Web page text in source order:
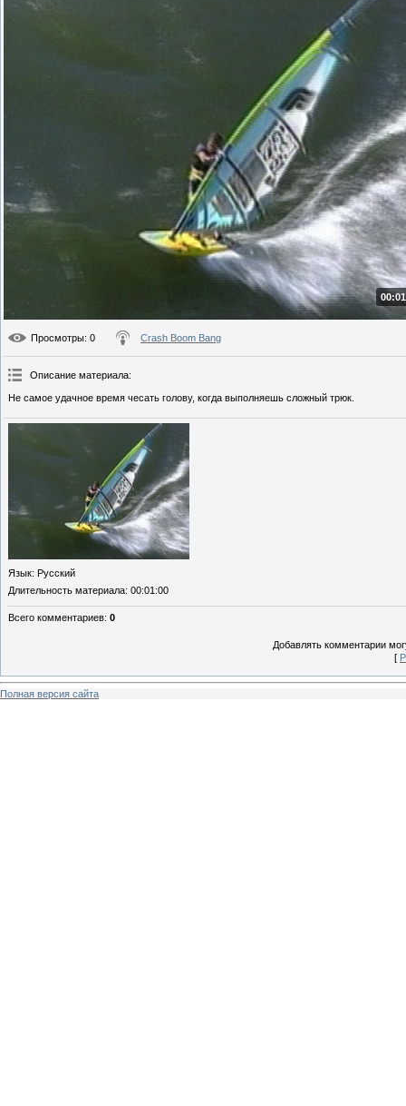
Просмотры: 0 Crash Boom Bang
Описание материала:
Не самое удачное время чесать голову, когда выполняешь сложный трюк.
Язык: Русский
Длительность материала: 00:01:00
Всего комментариев: 0
Добавлять комментарии
[
Полная версия сайта